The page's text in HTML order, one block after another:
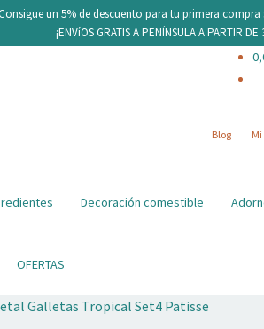
un 5% de descuento para tu primera
¡ENVíOS GRATIS A PENÍNSULA A PARTIR
Blog
Decoración comestible
OFERTAS
Galletas Tropical Set4 Patisse